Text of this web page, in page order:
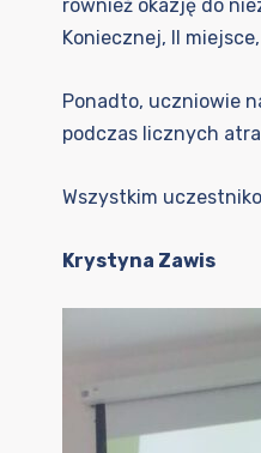
również okazję do
Koniecznej, II
Ponadto, uczniowie
podczas licznych
Wszystkim
Krystyna Zawis